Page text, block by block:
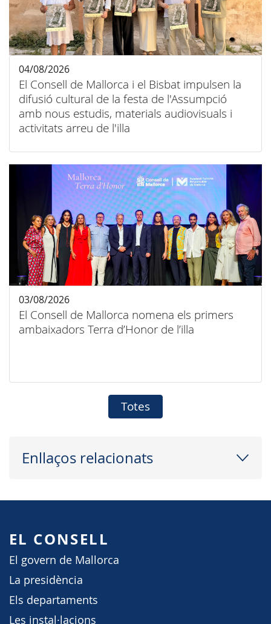
El Consell de Mallorca i el Bisbat impulsen la
difusió cultural de la festa de l'Assumpció
amb nous estudis, materials audiovisuals i
activitats arreu de l'illa
04/08/2026
El Consell de Mallorca nomena els primers
ambaixadors Terra d’Honor de l’illa
03/08/2026
Totes
Enllaços relacionats
EL CONSELL
El govern de Mallorca
La presidència
Els departaments
Les instal·lacions